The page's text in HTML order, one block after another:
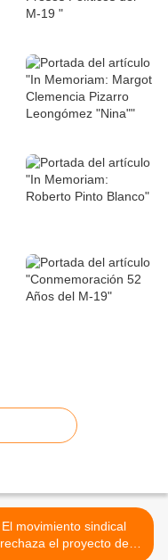
El movimiento sindical
rechaza el proyecto de